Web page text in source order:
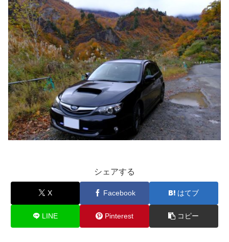
シェアする
X Facebook はてブ
LINE Pinterest コピー